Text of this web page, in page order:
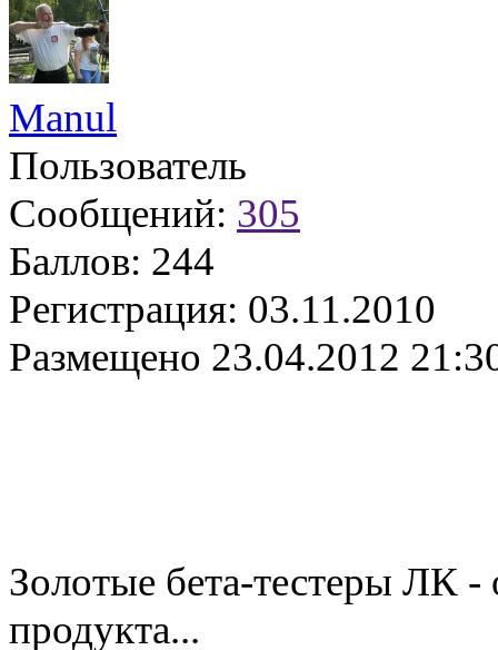
Manul
Пользователь
Сообщений: 305
Баллов: 244
Регистрация: 03.11.2010
Размещено 23.04.2012
Золотые бета-тестеры ЛК -
продукта...